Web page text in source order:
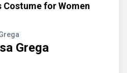
Costume for Women
Grega